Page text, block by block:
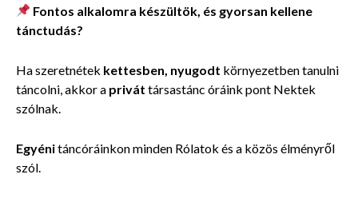
Fontos alkalomra készültök, és gyorsan kellene
tánctudás?
Ha szeretnétek kettesben, nyugodt környezetben tanulni
táncolni, akkor a privát társastánc óráink pont Nektek
szólnak.
Egyénitáncóráinkon minden Rólatok és a közös élményről
szól.